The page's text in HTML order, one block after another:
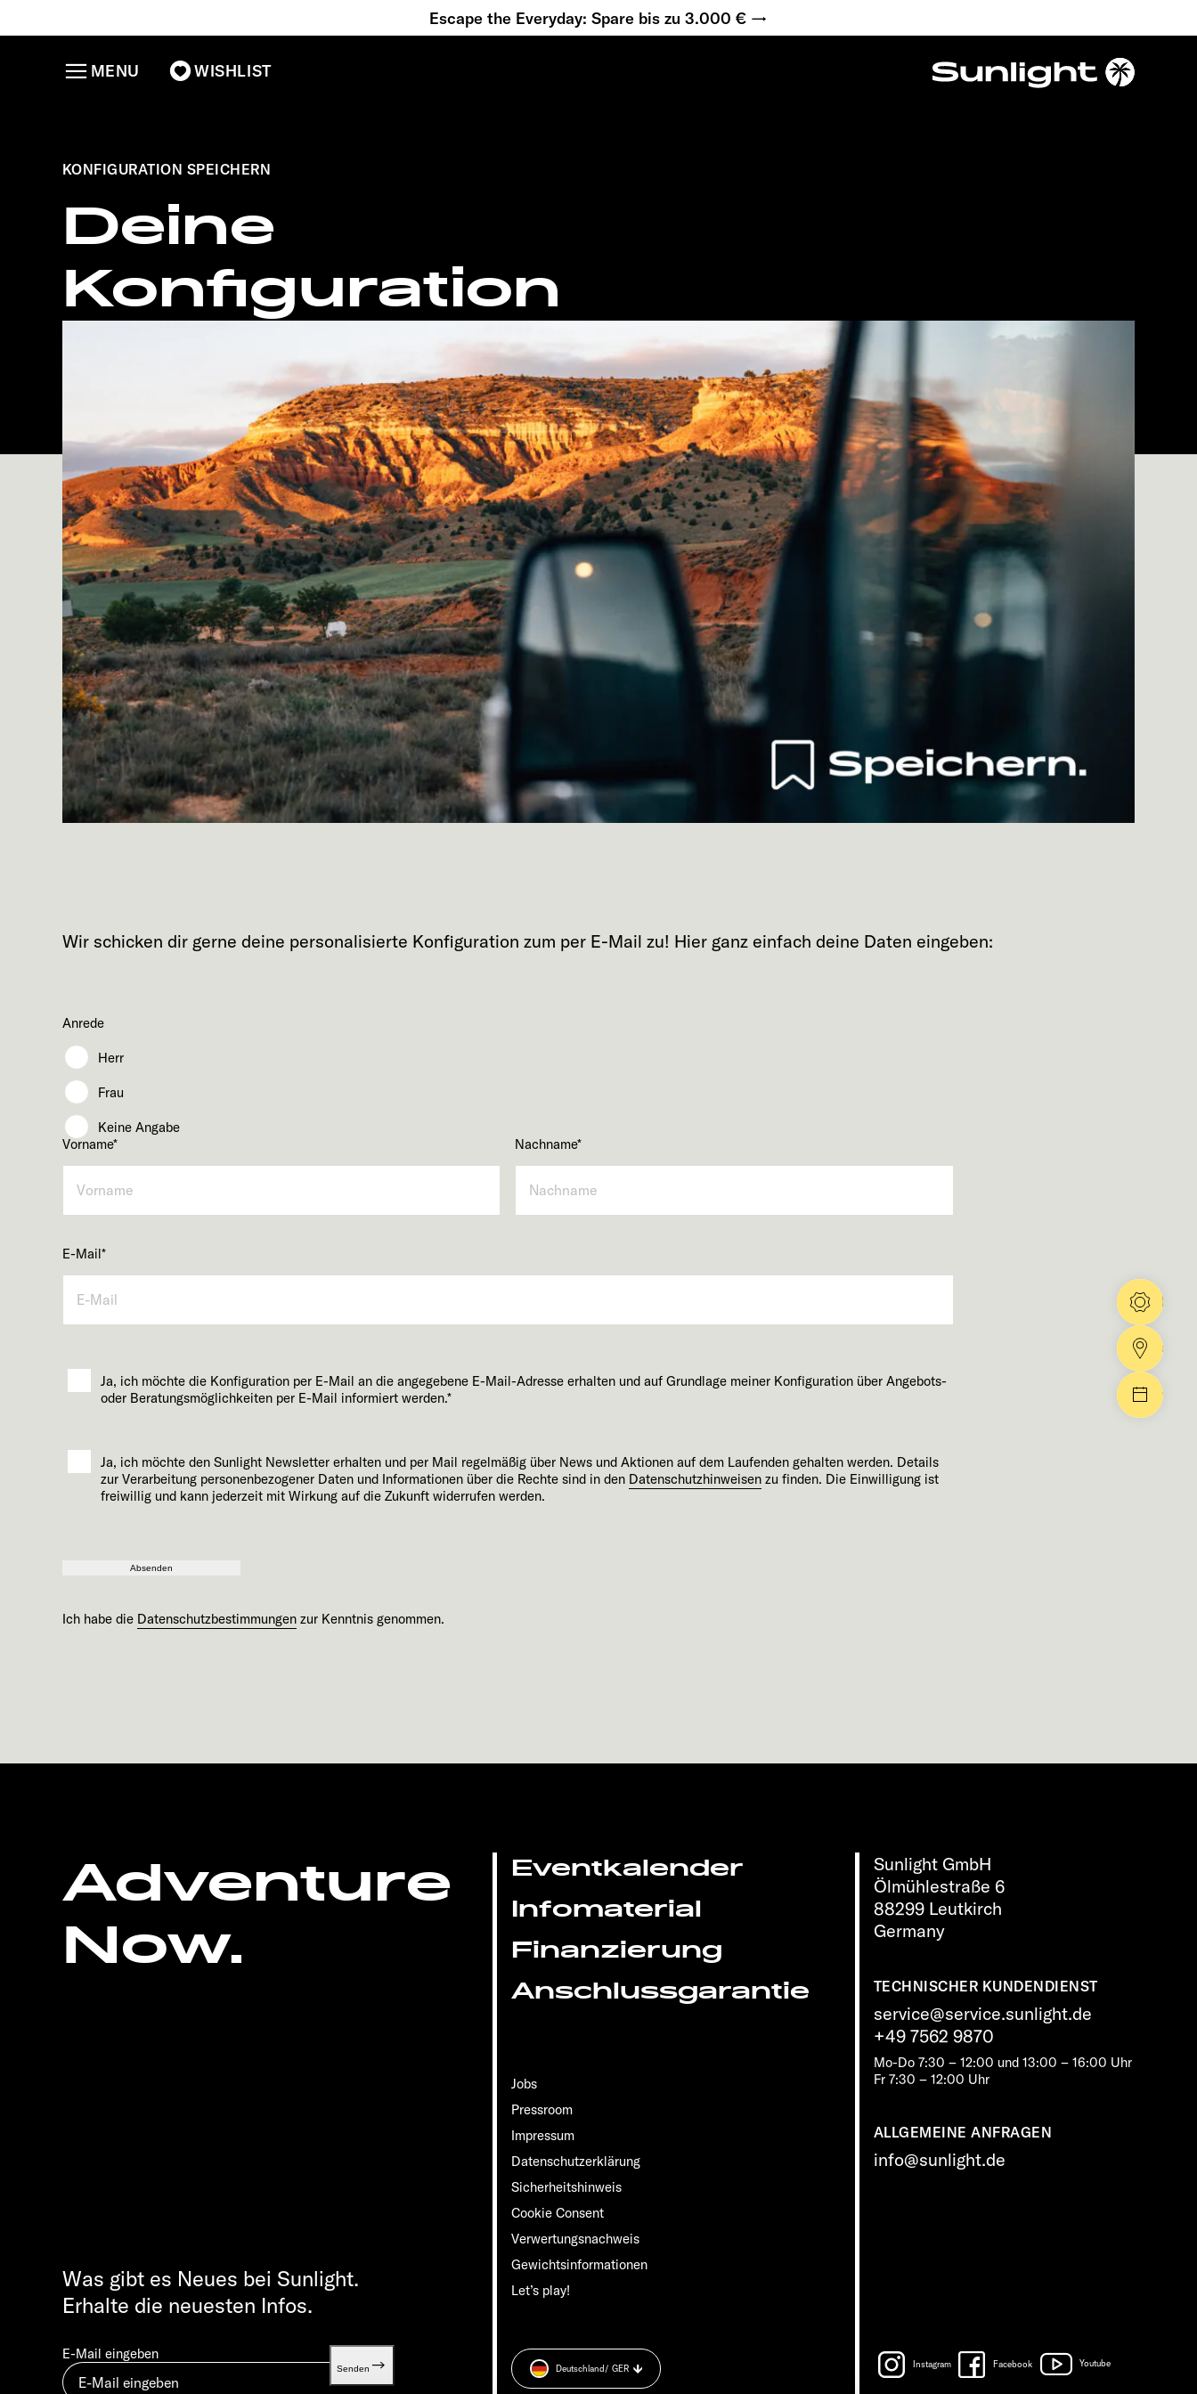
Escape the Everyday: Spare bis zu 3.000 € →
WISHLIST
MENU
Events
KONFIGURATION SPEICHERN
Deine
Konfiguration
Wir schicken dir gerne deine personalisierte Konfiguration zum per E-Mail zu! Hier ganz einfach deine Daten eingeben:
Anrede
Herr
Frau
Keine Angabe
Vorname* Nachname*
E-Mail*
Ja, ich möchte die Konfiguration per E-Mail an die angegebene E-Mail-Adresse erhalten und auf Grundlage meiner Konfiguration über Angebots-
oder Beratungsmöglichkeiten per E-Mail informiert werden.*
Ja, ich möchte den Sunlight Newsletter erhalten und per Mail regelmäßig über News und Aktionen auf dem Laufenden gehalten werden. Details
zur Verarbeitung personenbezogener Daten und Informationen über die Rechte sind in den Datenschutzhinweisen zu finden. Die Einwilligung ist
freiwillig und kann jederzeit mit Wirkung auf die Zukunft widerrufen werden.
Absenden
Ich habe die Datenschutzbestimmungen zur Kenntnis genommen.
Adventure
Now.
Sunlight GmbH
Ölmühlestraße 6
88299 Leutkirch
Germany
TECHNISCHER KUNDENDIENST
service@service.sunlight.de
+49 7562 9870
Mo-Do 7:30 – 12:00 und 13:00 – 16:00 Uhr
Fr 7:30 – 12:00 Uhr
ALLGEMEINE ANFRAGEN
info@sunlight.de
Eventkalender
Infomaterial
Finanzierung
Anschlussgarantie
Jobs
Pressroom
Impressum
Datenschutzerklärung
Sicherheitshinweis
Cookie Consent
Verwertungsnachweis
Gewichts­informationen
Let’s play!
Was gibt es Neues bei Sunlight.
Erhalte die neuesten Infos.
E-Mail eingeben
Senden Instagram Facebook Youtube
Deutschland / GER